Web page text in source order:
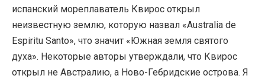
испанский мореплаватель Квирос открыл
неизвестную землю, которую назвал «Australia de
Espiritu Santo», что значит «Южная земля святого
духа». Некоторые авторы утверждали, что Квирос
открыл не Австралию, а Ново-Гебридские острова. Я